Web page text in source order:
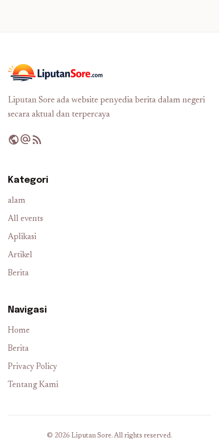
Liputan Sore ada website penyedia berita dalam negeri
secara aktual dan terpercaya
publicalternate_emailrss_feed
Kategori
alam
All events
Aplikasi
Artikel
Berita
Navigasi
Home
Berita
Privacy Policy
Tentang Kami
© 2026 Liputan Sore. All rights reserved.